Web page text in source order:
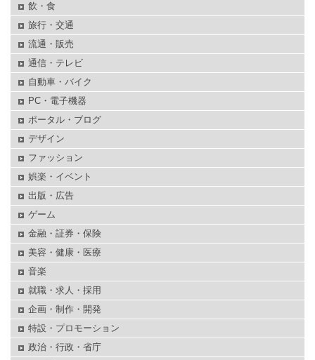
飲・食
旅行・交通
流通・販売
通信・テレビ
自動車・バイク
PC・電子機器
ポータル・ブログ
デザイン
ファッション
娯楽・イベント
出版・広告
ゲーム
金融・証券・保険
美容・健康・医療
音楽
就職・求人・採用
企画・制作・開発
特設・プロモーション
政治・行政・省庁